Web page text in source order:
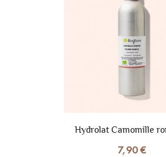
Hydrolat Camomille
7,90 €